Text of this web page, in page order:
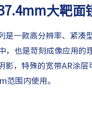
大靶面
一款高分辨率、紧凑
，也是苛刻成像应用的
影，特殊的宽带AR涂
范围内使用。